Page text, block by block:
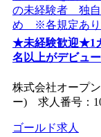
★未経験歓迎★1
名以上がデビュ
株式会社オープ
ー) 求人番号：
ゴールド求人